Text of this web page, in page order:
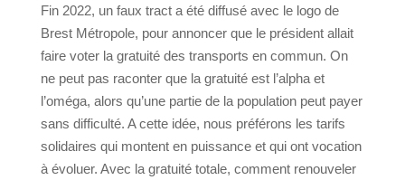
Fin 2022, un faux tract a été diffusé avec le logo de
Brest Métropole, pour annoncer que le président allait
faire voter la gratuité des transports en commun. On
ne peut pas raconter que la gratuité est l’alpha et
l’oméga, alors qu’une partie de la population peut payer
sans difficulté. A cette idée, nous préférons les tarifs
solidaires qui montent en puissance et qui ont vocation
à évoluer. Avec la gratuité totale, comment renouveler